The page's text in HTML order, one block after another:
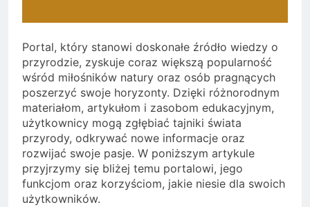
Portal, który stanowi doskonałe źródło wiedzy o
przyrodzie, zyskuje coraz większą popularność
wśród miłośników natury oraz osób pragnących
poszerzyć swoje horyzonty. Dzięki różnorodnym
materiałom, artykułom i zasobom edukacyjnym,
użytkownicy mogą zgłębiać tajniki świata
przyrody, odkrywać nowe informacje oraz
rozwijać swoje pasje. W poniższym artykule
przyjrzymy się bliżej temu portalowi, jego
funkcjom oraz korzyściom, jakie niesie dla swoich
użytkowników.